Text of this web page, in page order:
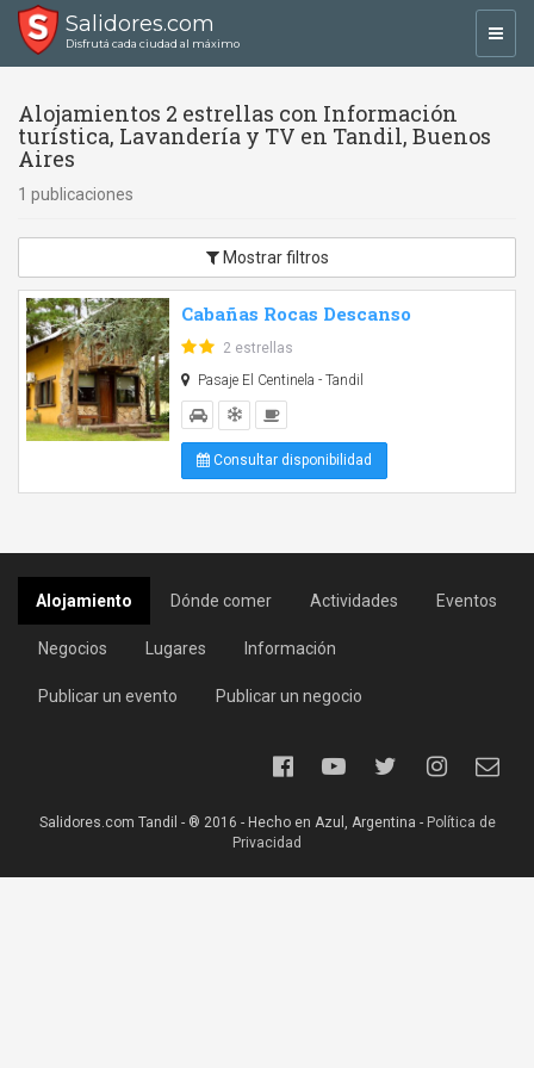
Salidores.com
Disfrutá cada ciudad al máximo
Alojamientos 2 estrellas con Información
turística, Lavandería y TV en Tandil, Buenos
Aires
1 publicaciones
Mostrar filtros
Cabañas Rocas Descanso
2 estrellas
Pasaje El Centinela - Tandil
Consultar disponibilidad
Alojamiento Dónde comer Actividades Eventos
Negocios Lugares Información
Publicar un evento Publicar un negocio
Salidores.com Tandil - ® 2016 - Hecho en Azul, Argentina - Política de
Privacidad